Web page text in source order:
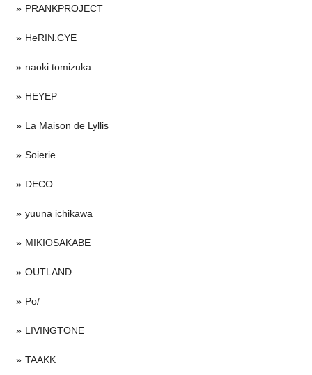
PRANKPROJECT
HeRIN.CYE
naoki tomizuka
HEYEP
La Maison de Lyllis
Soierie
DECO
yuuna ichikawa
MIKIOSAKABE
OUTLAND
Po/
LIVINGTONE
TAAKK